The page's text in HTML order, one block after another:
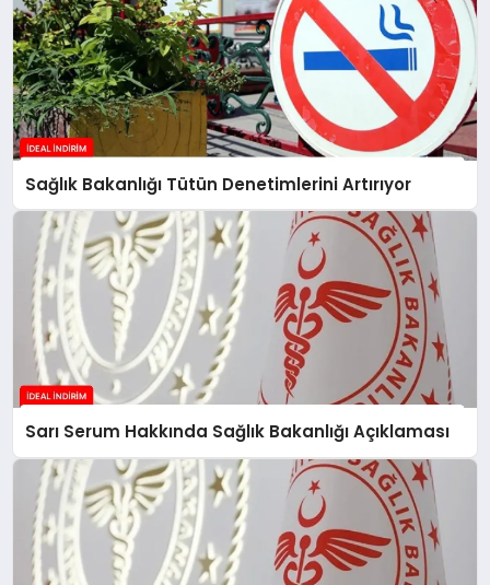
Sağlık Bakanlığı Tütün Denetimlerini Artırıyor
Sarı Serum Hakkında Sağlık Bakanlığı Açıklaması